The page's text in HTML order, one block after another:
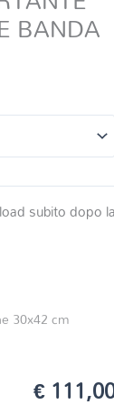
BANDA
subito dopo
30x42 cm
€